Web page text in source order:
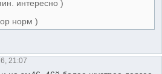
интересно )
норм )
21:07